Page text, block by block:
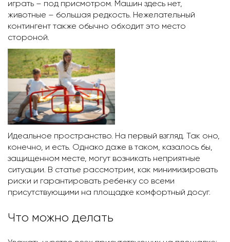
играть – под присмотром. Машин здесь нет,
животные – большая редкость. Нежелательный
контингент также обычно обходит это место
стороной.
Идеальное пространство. На первый взгляд. Так оно,
конечно, и есть. Однако даже в таком, казалось бы,
защищенном месте, могут возникать неприятные
ситуации. В статье рассмотрим, как минимизировать
риски и гарантировать ребенку со всеми
присутствующими на площадке комфортный досуг.
Что можно делать